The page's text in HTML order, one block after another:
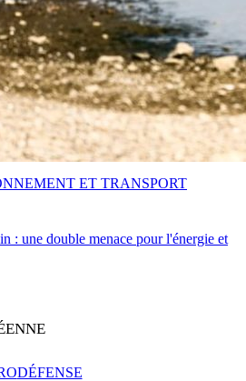
: une double menace pour l'énergie et
ET TRANSPORT
DÉFENSE